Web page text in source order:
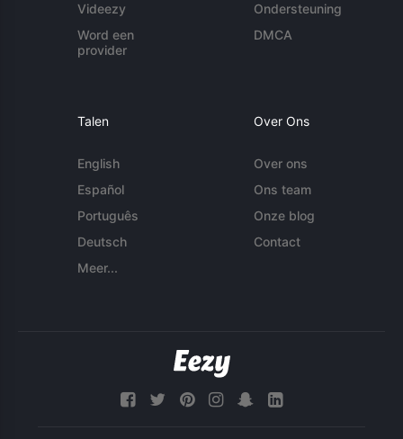
Videezy
Word een
provider
Ondersteuning
DMCA
Talen
English
Español
Português
Deutsch
Meer...
Over Ons
Over ons
Ons team
Onze blog
Contact